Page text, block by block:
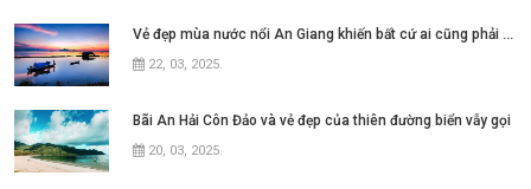
Vẻ đẹp mùa nước nổi An Giang khiến bất cứ ai cũng phải say lòng
22, 03, 2025.
Bãi An Hải Côn Đảo và vẻ đẹp của thiên đường biển vẫy gọi
20, 03, 2025.